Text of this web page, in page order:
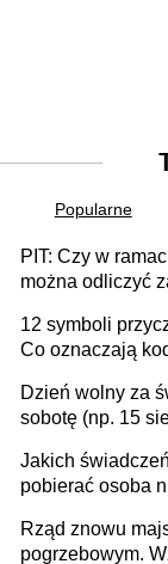
Popularne
PIT: Czy w
można odliczyć
12 symboli
Co oznaczają
Dzień wolny za
sobotę (np. 15
pracodawcy
publiczna),
Jakich
pobierać osoba
Rząd znowu
pogrzebowym.